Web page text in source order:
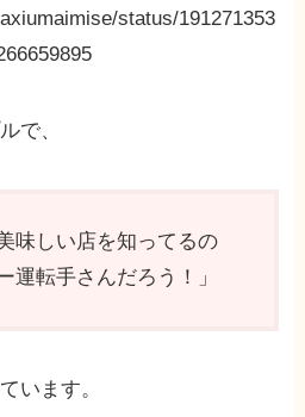
status/191271353
で、
味しい店を知ってるの
運転手さんだろう！」
います。